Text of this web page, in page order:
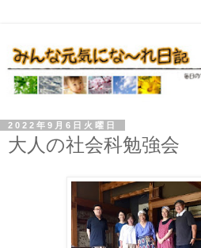
2022年9月6日火曜日
大人の社会科勉強会